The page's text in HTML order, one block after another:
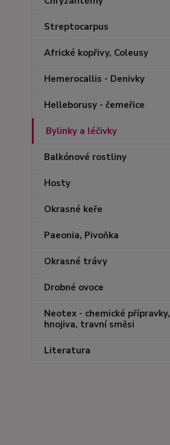
Streptocarpus
Africké kopřivy, Coleusy
Hemerocallis - Denivky
Helleborusy - čemeřice
Bylinky a léčivky
Balkónové rostliny
Hosty
Okrasné keře
Paeonia, Pivoňka
Okrasné trávy
Drobné ovoce
Neotex - chemické přípravky,
hnojiva, travní směsi
Literatura